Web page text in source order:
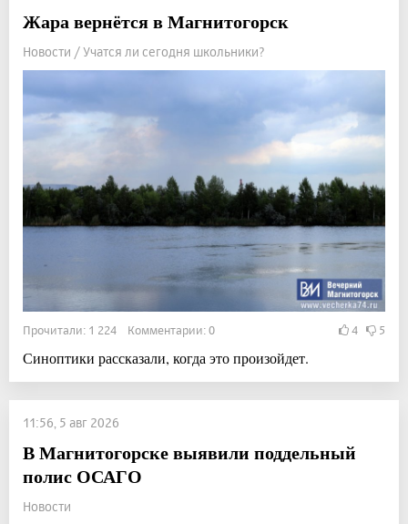
Жара вернётся в Магнитогорск
Новости / Учатся ли сегодня школьники?
Прочитали: 1 224 Комментарии: 0 4 5
Синоптики рассказали, когда это произойдет.
11:56, 5 авг 2026
В Магнитогорске выявили поддельный
полис ОСАГО
Новости